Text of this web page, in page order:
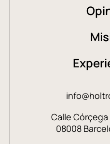
Calle Córçega
08008